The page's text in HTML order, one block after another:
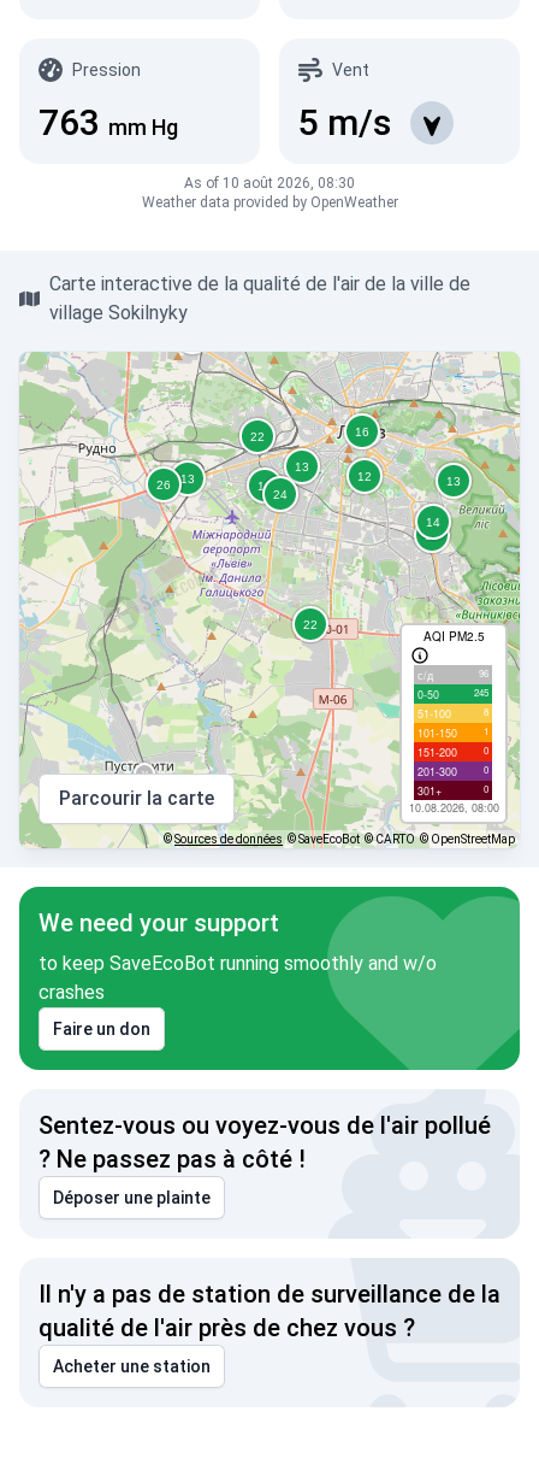
Pression
763 mm Hg
Vent
5 m/s
As of 10 août 2026, 08:30
Weather data provided by OpenWeather
Carte interactive de la qualité de l'air de la ville de
village Sokilnyky
AQI PM2.5
с/д 96
0-50 245
51-100 8
101-150 1
151-200 0
201-300 0
301+ 0
10.08.2026, 08:00
Parcourir la carte
©Sources de données © SaveEcoBot © CARTO © OpenStreetMap
We need your support
to keep SaveEcoBot running smoothly and w/o
crashes
Faire un don
Sentez-vous ou voyez-vous de l'air pollué
? Ne passez pas à côté !
Déposer une plainte
Il n'y a pas de station de surveillance de la
qualité de l'air près de chez vous ?
Acheter une station